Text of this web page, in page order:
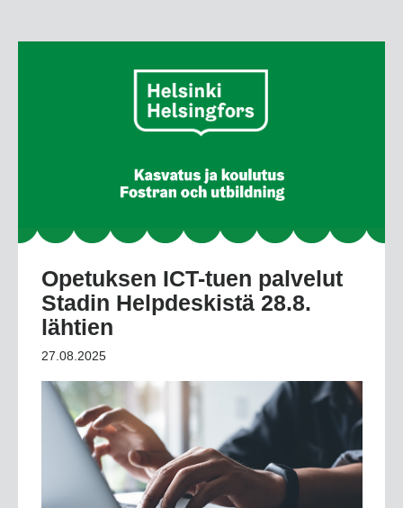
Opetuksen ICT-tuen palvelut
Stadin Helpdeskistä 28.8.
lähtien
27.08.2025